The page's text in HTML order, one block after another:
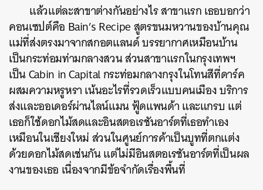
แล้วแต่ละสาขาต่างกันอย่างไรสาขาแรกเธอบอกว่า
คอนเซปต์คือ Bain’s Recipeสูตรขนมหวานของบ้านคุณ
แม่ที่ส่งตรงมาจากสกอตแลนด์บรรยากาศเหมือนบ้าน
เป็นกระท่อมท่ามกลางสวนส่วนสาขาแรกในกรุงเทพฯ
เป็นCabin in Capitalกระท่อมกลางกรุงในโทนสีที่ดาร์ค
ผสมความหรูหราเน้นอะไรที่รวดเร็วแบบคนเมืองบริการ
ส่งและออเดอร์ผ่านไลน์แมนฟู้ดแพนด้าและแกรบ แต่
เธอก็ใช้ดอกไม้สดและอินสตอเรชันอาร์ตที่เธอทำเอง
เหมือนในเชียงใหม่ส่วนในศูนย์การค้าเป็นบูทที่ตกแต่ง
ด้วยดอกไม้สดเช่นกันแต่ไม่มีอินสตอเรชันอาร์ตที่เป็นผล
งานของเธอ เนื่องจากมีข้อจำกัดเรื่องพื้นที่